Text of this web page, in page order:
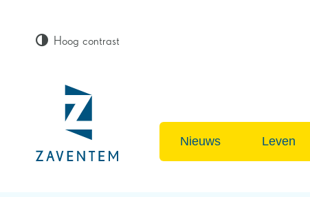
Lokaal
bestuur
Zaventem
Hoog contrast
Nieuws Leven